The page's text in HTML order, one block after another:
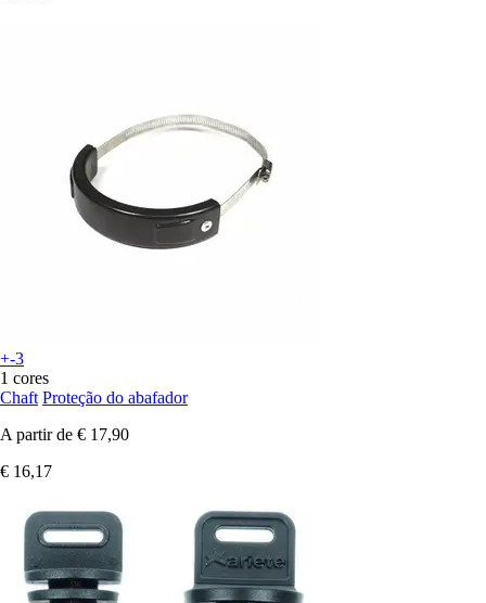
+-3
1 cores
Chaft Proteção do abafador
A partir de € 17,90
€ 16,17